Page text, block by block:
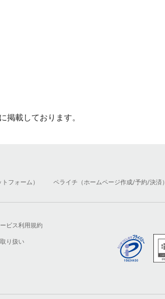
載しております。
フォーム） ペライチ（ホームページ作成/予約/決済）
ビス利用規約
り扱い